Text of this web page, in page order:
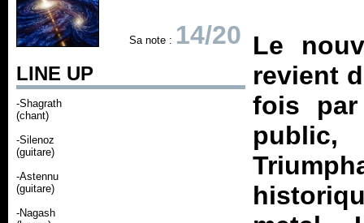
Sa note : 14/20
LINE UP
-Shagrath
(chant)
-Silenoz
(guitare)
-Astennu
(guitare)
-Nagash
Le
revient
fois